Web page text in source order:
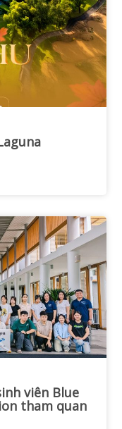
viên Blue
tham quan